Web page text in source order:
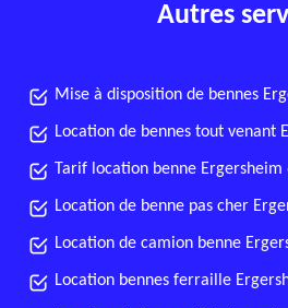
Autres
Mise à disposition de bennes
Location de bennes tout venant
Tarif location benne Ergersheim
Location de benne pas cher
Location de camion benne
Location bennes ferraille